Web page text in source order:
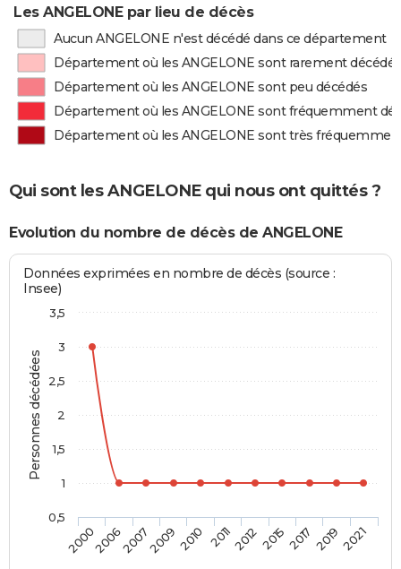
Les ANGELONE par lieu de décès
Aucun ANGELONE n'est décédé dans ce département
Département où les ANGELONE sont rarement décédés
Département où les ANGELONE sont peu décédés
Département où les ANGELONE sont fréquemment
Département où les ANGELONE sont très
Qui sont les ANGELONE qui nous ont quittés ?
Evolution du nombre de décès de ANGELONE
Personnes décédées
Données exprimées en nombre de décès (source :
Insee)
20002006200720092010 2011201220152017 20192021
0,5
1
1,5
2
2,5
3
3,5